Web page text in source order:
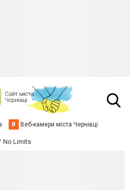
В Веб-камери міста Чернівці
No Limits